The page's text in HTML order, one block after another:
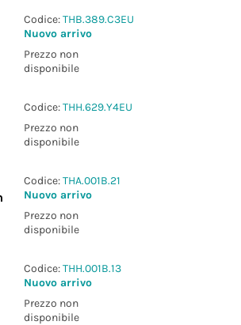
Codice:THB.389.C3EU
Nuovo arrivo
Prezzo non
disponibile
Codice:THH.629.Y4EU
Prezzo non
disponibile
Codice:THA.001B.21
Nuovo arrivo
Prezzo non
disponibile
Codice:THH.001B.13
Nuovo arrivo
Prezzo non
disponibile